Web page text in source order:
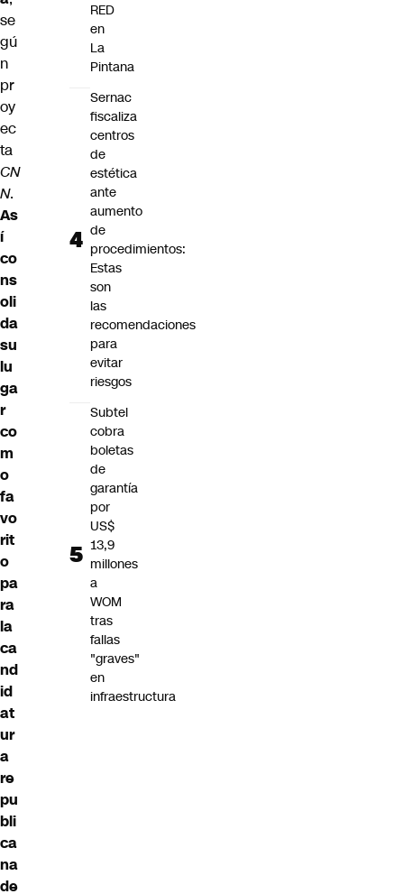
se
gú
n
pr
oy
ec
ta
CN
N.
As
í
co
ns
oli
da
su
lu
ga
r
co
m
o
fa
vo
rit
o
pa
ra
la
ca
nd
id
at
ur
a
re
pu
bli
ca
na
de
RED
en
La
Pintana
Sernac
fiscaliza
centros
de
estética
ante
aumento
de
procedimientos:
Estas
son
las
recomendaciones
para
evitar
riesgos
Subtel
cobra
boletas
de
garantía
por
US$
13,9
millones
a
WOM
tras
fallas
"graves"
en
infraestructura